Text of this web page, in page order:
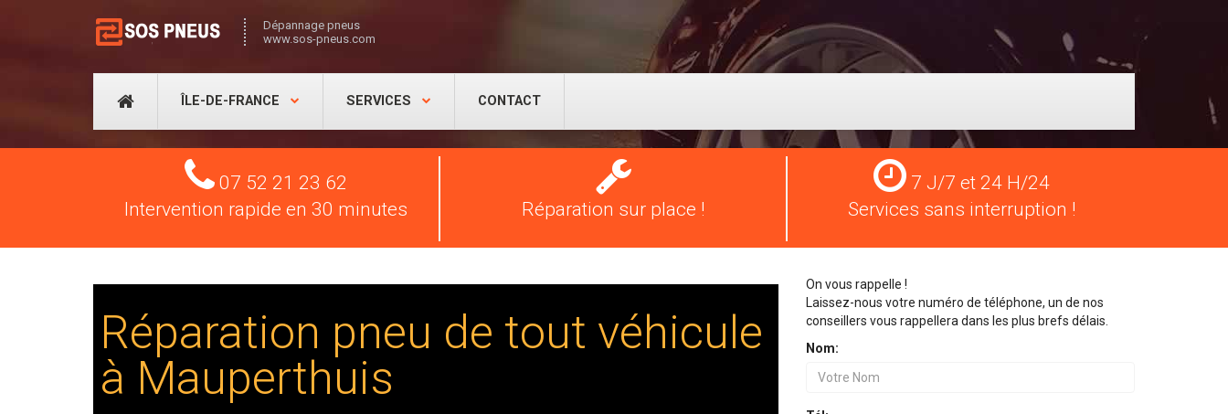
Dépannage pneus
www.sos-pneus.com
ÎLE-DE-FRANCE SERVICES CONTACT
Tel
07 52 21 23 62
Intervention rapide en 30 minutes
Réparation
pneus
Réparation sur place !
Services
24
H/24
7 J/7 et 24 H/24
Services sans interruption !
Réparation pneu de tout véhicule
à Mauperthuis
On vous rappelle !
Laissez-nous votre numéro de téléphone, un de nos
conseillers vous rappellera dans les plus brefs délais.
Nom: